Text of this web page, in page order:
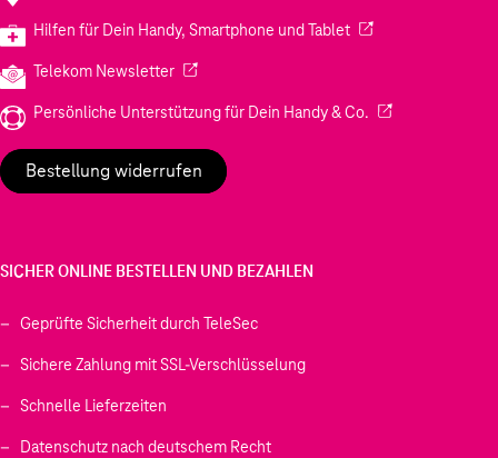
Hilfen für Dein Handy, Smartphone und Tablet(Wird in einem
Telekom Newsletter(Wird in einem neuen Tab geöffnet)
Persönliche Unterstützung für Dein Handy & Co. (Wird in einem
Bestellung widerrufen
SICHER ONLINE BESTELLEN UND BEZAHLEN
Geprüfte Sicherheit durch TeleSec
Sichere Zahlung mit SSL-Verschlüsselung
Schnelle Lieferzeiten
Datenschutz nach deutschem Recht